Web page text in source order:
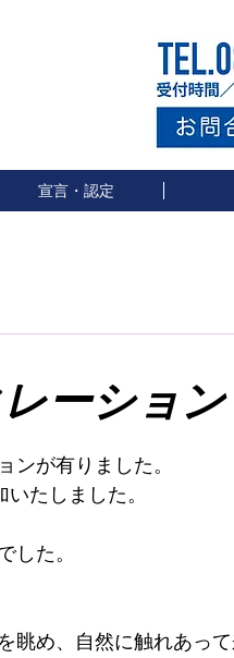
宣言・認定
ョン
ンが有りました。
たしました。
した。
眺め、自然に触れあっ